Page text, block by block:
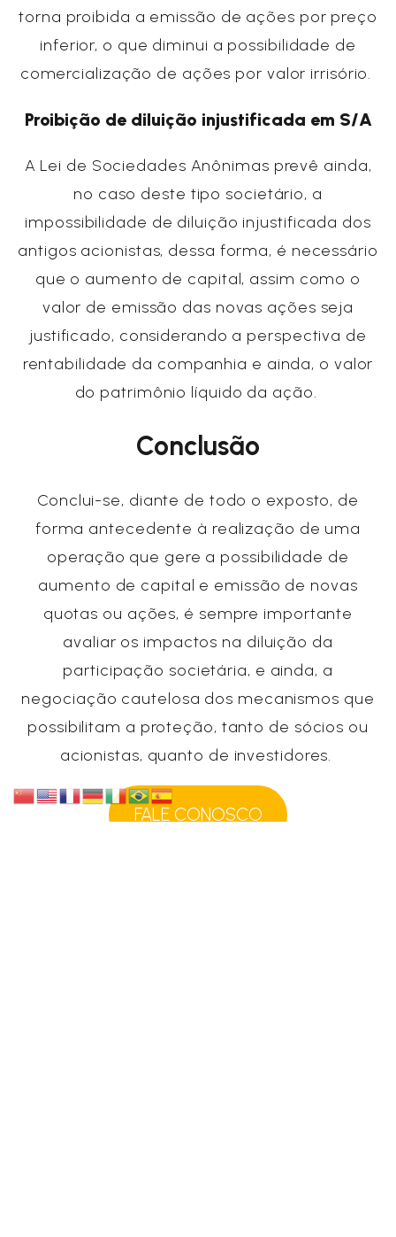
torna proibida a emissão de ações por preço
inferior, o que diminui a possibilidade de
comercialização de ações por valor irrisório.
Proibição de diluição injustificada em S/A
A Lei de Sociedades Anônimas prevê ainda,
no caso deste tipo societário, a
impossibilidade de diluição injustificada dos
antigos acionistas, dessa forma, é necessário
que o aumento de capital, assim como o
valor de emissão das novas ações seja
justificado, considerando a perspectiva de
rentabilidade da companhia e ainda, o valor
do patrimônio líquido da ação.
Conclusão
Conclui-se, diante de todo o exposto, de
forma antecedente à realização de uma
operação que gere a possibilidade de
aumento de capital e emissão de novas
quotas ou ações, é sempre importante
avaliar os impactos na diluição da
participação societária, e ainda, a
negociação cautelosa dos mecanismos que
possibilitam a proteção, tanto de sócios ou
acionistas, quanto de investidores.
FALE CONOSCO